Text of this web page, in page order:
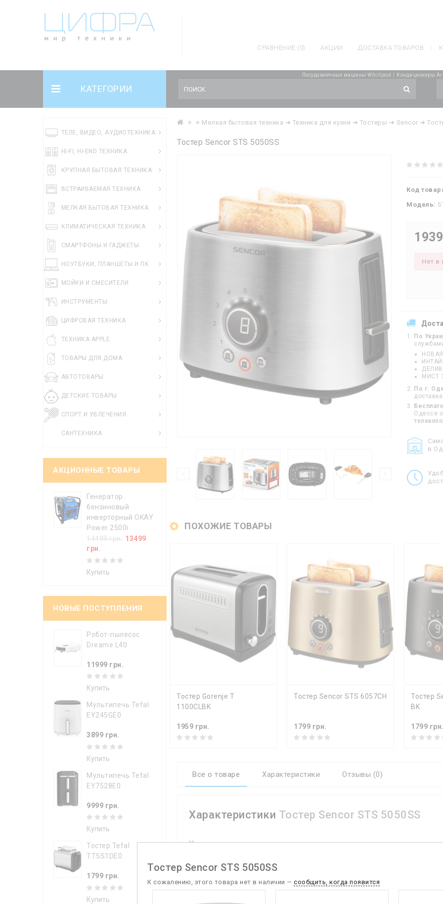
Тостер Sencor STS 5050SS
К сожалению, этого товара нет в наличии — сообщить, когда появится
СРАВНЕНИЕ (0) АКЦИИ ДОСТАВКА ТОВАРОВ
КАТЕГОРИИ
Посудомоечные машины Whirlpool Кондиционеры
ТЕЛЕ, ВИДЕО, АУДИОТЕХНИКА
HI-FI, HI-END ТЕХНИКА
КРУПНАЯ БЫТОВАЯ ТЕХНИКА
ВСТРАИВАЕМАЯ ТЕХНИКА
МЕЛКАЯ БЫТОВАЯ ТЕХНИКА
КЛИМАТИЧЕСКАЯ ТЕХНИКА
СМАРТФОНЫ И ГАДЖЕТЫ
НОУТБУКИ, ПЛАНШЕТЫ И ПК
МОЙКИ И СМЕСИТЕЛИ
ИНСТРУМЕНТЫ
ЦИФРОВАЯ ТЕХНИКА
ТЕХНИКА APPLE
ТОВАРЫ ДЛЯ ДОМА
АВТОТОВАРЫ
ДЕТСКИЕ ТОВАРЫ
СПОРТ И УВЛЕЧЕНИЯ
САНТЕХНИКА
АКЦИОННЫЕ ТОВАРЫ
Генератор
бензиновый
инверторный OKAY
Power 2500i
14499 грн. 13499
грн.
Купить
НОВЫЕ ПОСТУПЛЕНИЯ
Робот-пылесос
Dreame L40
11999 грн.
Купить
Мультипечь Tefal
EY245GE0
3899 грн.
Купить
Мультипечь Tefal
EY7528E0
9999 грн.
Купить
Тостер Tefal
TT5S1DE0
1799 грн.
Купить
≡ Мелкая бытовая техника ➔ Техника для кухни ➔ Тостеры ➔ Sencor ➔
Тостер Sencor STS 5050SS
Код
Модель:
Нет в
По
МИСТ
По г.
доставка
Одессе
в
ПОХОЖИЕ ТОВАРЫ
КУПИТЬ
Тостер Gorenje T
1100CLBK
1959 грн.
КУПИТЬ
Тостер Sencor STS 6057CH
1799 грн.
Тостер
BK
1799 грн.
Все о товаре Характеристики Отзывы (0)
Характеристики Тостер Sencor STS 5050SS
Характеристики
Кол-во изделий
Кол-во отделений тостера 2